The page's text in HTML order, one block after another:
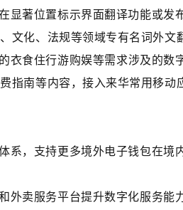
显著位置标示界面翻译功能或
化、法规等领域专有名词外文
衣食住行游购娱等需求涉及的
南等内容，接入来华常用移动
系，支持更多境外电子钱包在
外卖服务平台提升数字化服务